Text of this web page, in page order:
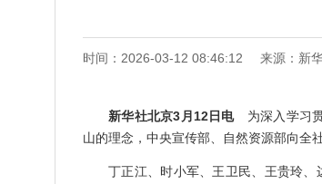
时间：2026-03-12 08:46:12 来源：新
新华社北京3月12日电为深入学习贯
山的理念，中央宣传部、自然资源部向全
丁正江、时小军、王卫民、王贵玲